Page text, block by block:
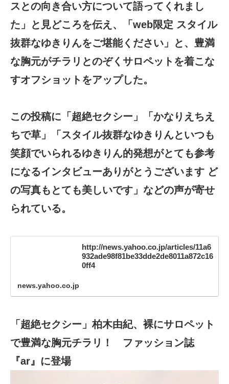
スとの向き合い方について語ってくれまし
た」と見どころを伝え、「web限定 スタイル
抜群なゆきりんをご堪能ください」と、豊満
な胸元がチラリとのぞくサロペットを着こな
すオフショットをアップした。
この投稿に「超絶セクシー」「かなりえちえ
ちで草」「スタイル抜群なゆきりんといつも
笑顔でいられるゆきりん的発想がとても参考
になるインタビューありがとうございます ど
の写真もとても美しいです」などの声が寄せ
られている。
http://news.yahoo.co.jp/articles/11a6
932ade98f81be33dde2de8011a872c16
0ff4
news.yahoo.co.jp
「超絶セクシー」柏木由紀、裸にサロペット
で豊満な胸元チラリ！ ファッション誌
『ar』に登場